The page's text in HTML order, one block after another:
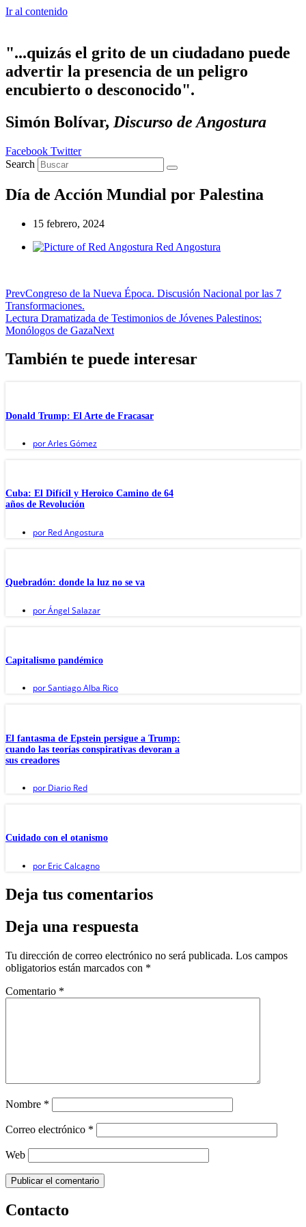
Ir al contenido
"...quizás el grito de un ciudadano puede
advertir la presencia de un peligro
encubierto o desconocido".
Simón Bolívar, Discurso de Angostura
Facebook Twitter
Search
Día de Acción Mundial por Palestina
15 febrero, 2024
Red Angostura
PrevCongreso de la Nueva Época. Discusión Nacional por las 7
Transformaciones.
Lectura Dramatizada de Testimonios de Jóvenes Palestinos:
Monólogos de GazaNext
También te puede interesar
Donald Trump: El Arte de Fracasar
porArles Gómez
Cuba: El Difícil y Heroico Camino de 64
años de Revolución
por Red Angostura
Quebradón: donde la luz no se va
porÁngel Salazar
Capitalismo pandémico
porSantiago Alba Rico
El fantasma de Epstein persigue a Trump:
cuando las teorías conspirativas devoran a
sus creadores
por Diario Red
Cuidado con el otanismo
por Eric Calcagno
Deja tus comentarios
Deja una respuesta
Tu dirección de correo electrónico no será publicada. Los campos
obligatorios están marcados con *
Comentario *
Nombre *
Correo electrónico *
Web
Contacto